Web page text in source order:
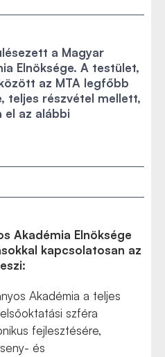
a Magyar
Elnöksége. A testület,
az MTA legfőbb
teljes részvétel mellett,
el az alábbi
Akadémia Elnöksége
kapcsolatosan az
Akadémia a teljes
szféra
fejlesztésére,
és